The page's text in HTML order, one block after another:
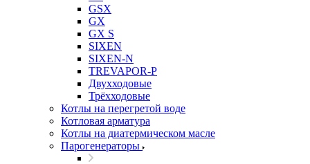
GSX
GX
GX S
SIXEN
SIXEN-N
TREVAPOR-P
Двухходовые
Трёхходовые
Котлы на перегретой воде
Котловая арматура
Котлы на диатермическом масле
Парогенераторы